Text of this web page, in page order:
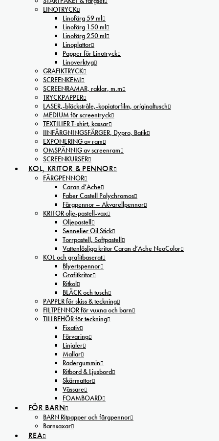
LINOTRYCK
Linofärg 59 ml
Linofärg 150 ml
Linofärg 250 ml
Linoplattor
Papper för Linotryck
Linoverktyg
GRAFIKTRYCK
SCREENKEMI
SCREENRAMAR, raklar, m.m
TRYCKPAPPER
LASER,-bläckstråle,-kopiatorfilm, oríginaltusch
MEDIUM för screentryck
TEXTILIER T-shirt, kassar
IINFÄRGNINGSFÄRGER, Dypro, Batik
EXPONERING av ram
OMSPÄNNIG av screenram
SCREENKURSER
KOL, KRITOR & PENNOR
FÄRGPENNOR
Caran d’Ache
Faber Castell Polychromos
Färgpennor – Akvarellpennor
KRITOR olje-pastell-vax
Oljepastell
Sennelier Oil Stick
Torrpastell, Softpastell
Vattenlösliga kritor Caran d’Ache NeoColor
KOL och grafitbaserat
Blyertspennor
Grafitkritor
Ritkol
BLÄCK och tusch
PAPPER för skiss & teckning
FILTPENNOR för vuxna och barn
TILLBEHÖR för teckning
Fixativ
Förvaring
Linjaler
Mallar
Radergummin
Ritbord & Ljusbord
Skärmattor
Vässare
FOAMBOARD
FÖR BARN
BARN Ritpapper och färgpennor
Barnsaxar
REA